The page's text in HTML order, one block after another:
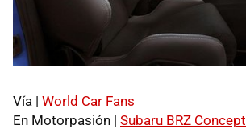
Vía | World Car Fans
En Motorpasión | Subaru BRZ Concept